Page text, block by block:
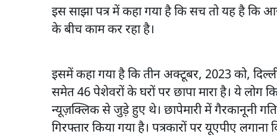
इस साझा पत्र में कहा गया है कि सच तो यह है कि
के बीच काम कर रहा है।
इसमें कहा गया है कि तीन अक्टूबर, 2023 को,
समेत 46 पेशेवरों के घरों पर छापा मारा है। ये लोग
न्यूज़क्लिक से जुड़े हुए थे। छापेमारी में गैरकानूनी
गिरफ्तार किया गया है। पत्रकारों पर यूएपीए